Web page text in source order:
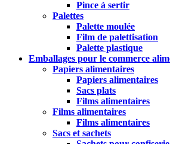
Pince à sertir
Palettes
Palette moulée
Film de palettisation
Palette plastique
Emballages pour le commerce
Papiers alimentaires
Papiers alimentaires
Sacs plats
Films alimentaires
Films alimentaires
Films alimentaires
Sacs et sachets